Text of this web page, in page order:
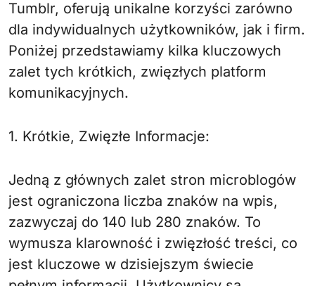
Tumblr, oferują unikalne korzyści zarówno
dla indywidualnych użytkowników, jak i firm.
Poniżej przedstawiamy kilka kluczowych
zalet tych krótkich, zwięzłych platform
komunikacyjnych.
1. Krótkie, Zwięzłe Informacje:
Jedną z głównych zalet stron microblogów
jest ograniczona liczba znaków na wpis,
zazwyczaj do 140 lub 280 znaków. To
wymusza klarowność i zwięzłość treści, co
jest kluczowe w dzisiejszym świecie